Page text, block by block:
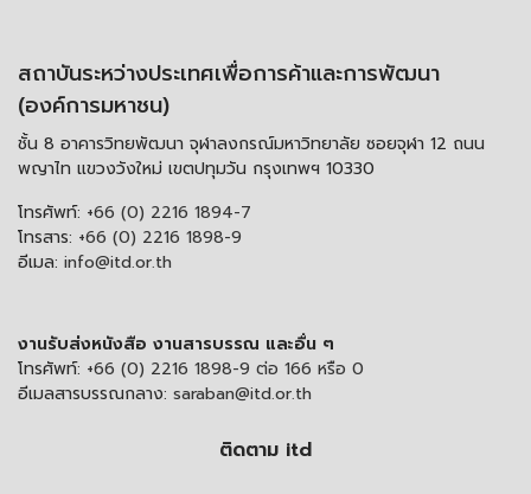
สถาบันระหว่างประเทศเพื่อการค้าและการพัฒนา
(องค์การมหาชน)
ชั้น 8 อาคารวิทยพัฒนา จุฬาลงกรณ์มหาวิทยาลัย ซอยจุฬา 12 ถนน
พญาไท แขวงวังใหม่ เขตปทุมวัน กรุงเทพฯ 10330
โทรศัพท์: +66 (0) 2216 1894-7
โทรสาร: +66 (0) 2216 1898-9
อีเมล: info@itd.or.th
งานรับส่งหนังสือ งานสารบรรณ และอื่น ๆ
โทรศัพท์: +66 (0) 2216 1898-9 ต่อ 166 หรือ 0
อีเมลสารบรรณกลาง: saraban@itd.or.th
ติดตาม itd